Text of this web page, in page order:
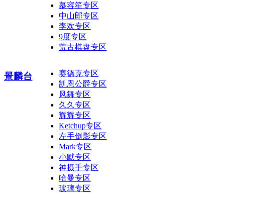
慕容笙专区
中山郎专区
李欢专区
9度专区
荒古棋盘专区
景麟台
赛德克专区
凯恩公爵专区
风舞专区
久久专区
辉辉专区
Ketchup专区
左手倒影专区
Mark专区
小默专区
神摄手专区
哈曼专区
玻璃专区